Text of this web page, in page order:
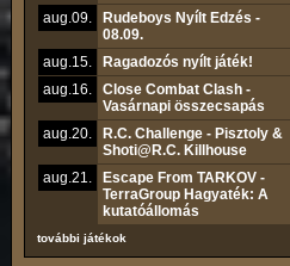
aug.09.
Rudeboys Nyílt Edzés -
08.09.
aug.15.
Ragadozós nyílt játék!
aug.16.
Close Combat Clash -
Vasárnapi összecsapás
aug.20.
R.C. Challenge - Pisztoly &
Shoti@R.C. Killhouse
aug.21.
Escape From TARKOV -
TerraGroup Hagyaték: A
kutatóállomás
további játékok